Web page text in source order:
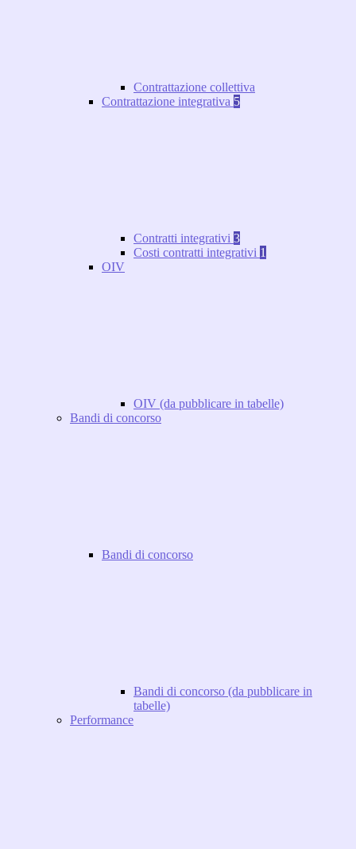
Contrattazione collettiva
Contrattazione integrativa 5
Contratti integrativi 3
Costi contratti integrativi 1
OIV
OIV (da pubblicare in tabelle)
Bandi di concorso
Bandi di concorso
Bandi di concorso (da pubblicare in
tabelle)
Performance